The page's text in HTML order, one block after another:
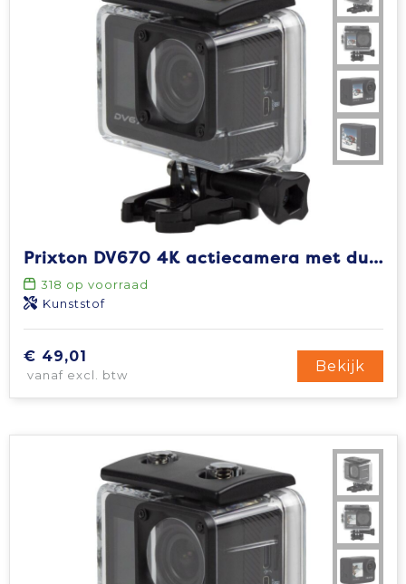
Prixton DV670 4K actiecamera met dubbel scherm
318 op voorraad
Kunststof
€ 49,01
vanaf excl. btw
Bekijk